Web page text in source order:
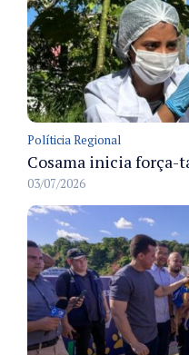
Políticia Regional
03/07/2026